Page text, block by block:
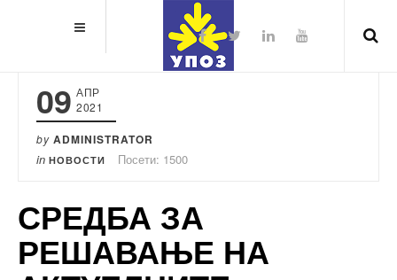
09 АПР
2021
by ADMINISTRATOR
in НОВОСТИ Посети: 1500
СРЕДБА ЗА
РЕШАВАЊЕ НА